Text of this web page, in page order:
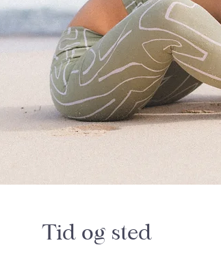
Tid og sted